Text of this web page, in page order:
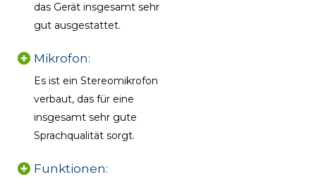
das Gerät insgesamt sehr
gut ausgestattet.
Mikrofon:
Es ist ein Stereomikrofon
verbaut, das für eine
insgesamt sehr gute
Sprachqualität sorgt.
Funktionen: